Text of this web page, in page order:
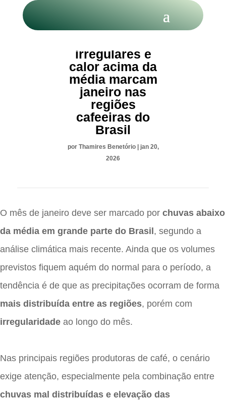
irregulares e
calor acima da
média marcam
janeiro nas
regiões
cafeeiras do
Brasil
por Thamires Benetório| jan 20,
2026
O mês de janeiro deve ser marcado por chuvas abaixo
da média em grande parte do Brasil, segundo a
análise climática mais recente. Ainda que os volumes
previstos fiquem aquém do normal para o período, a
tendência é de que as precipitações ocorram de forma
mais distribuída entre as regiões, porém com
irregularidade ao longo do mês.
Nas principais regiões produtoras de café, o cenário
exige atenção, especialmente pela combinação entre
chuvas mal distribuídas e elevação das